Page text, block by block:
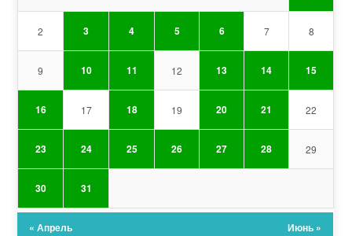
2 3 4 5 6 7 8
9 10 11 12 13 14 15
16 17 18 19 20 21 22
23 24 25 26 27 28 29
30 31
« Апрель Июнь »